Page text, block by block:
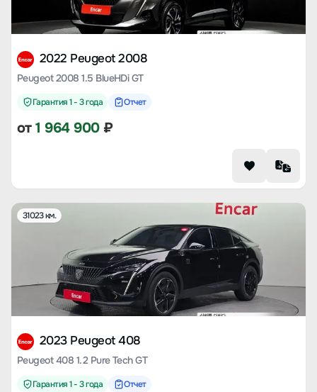
2022 Peugeot 2008
Peugeot 2008 1.5 BlueHDi GT
Гарантия 1 - 3 года Отчет
от1 964 900₽
31023 км.
2023 Peugeot 408
Peugeot 408 1.2 Pure Tech GT
Гарантия 1 - 3 года Отчет